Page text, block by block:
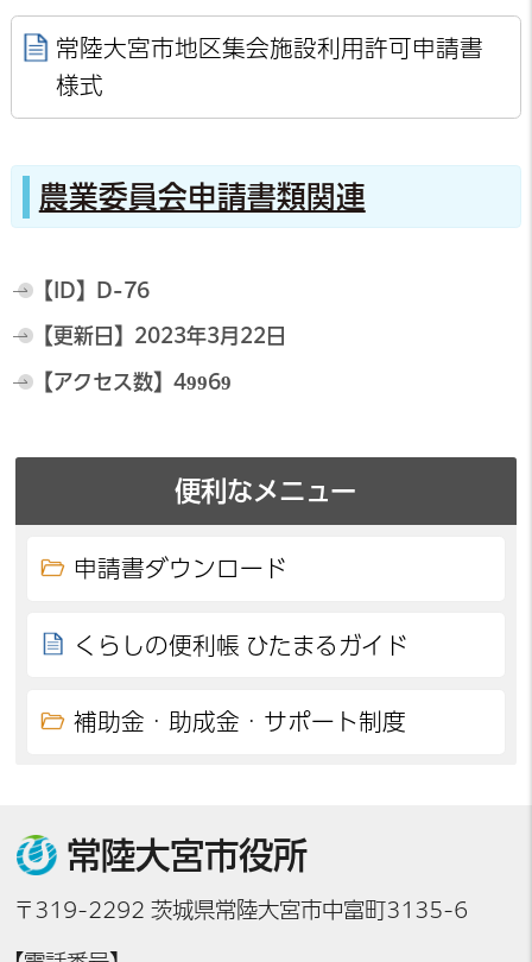
常陸大宮市地区集会施設利用許可申請書
様式
農業委員会申請書類関連
【ID】 D-76
【更新日】 2023年3月22日
【アクセス数】 49969
便利なメニュー
申請書ダウンロード
くらしの便利帳 ひたまるガイド
補助金・助成金・サポート制度
常陸大宮市役所
〒319-2292 茨城県常陸大宮市中富町3135-6